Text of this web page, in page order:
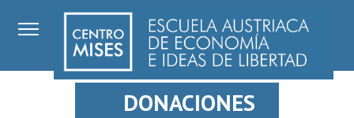
DONACIONES